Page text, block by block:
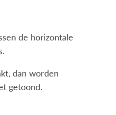
de horizontale
dan worden
getoond.